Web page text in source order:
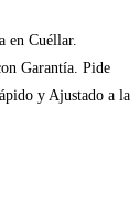
en Cuéllar.
Garantía. Pide
y Ajustado a la